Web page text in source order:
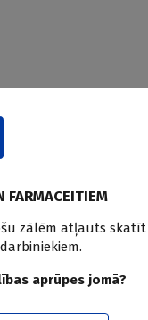
FARMACEITIEM
zālēm atļauts
aprūpes jomā?